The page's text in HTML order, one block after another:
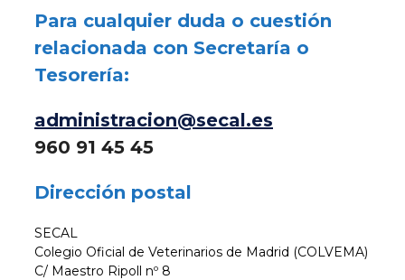
Para cualquier duda o cuestión
relacionada con Secretaría o
Tesorería:
administracion@secal.es
960 91 45 45
Dirección postal
SECAL
Colegio Oficial de Veterinarios de Madrid (COLVEMA)
C/ Maestro Ripoll nº 8